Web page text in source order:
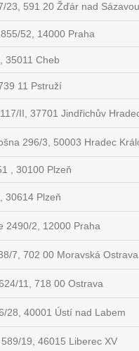
23, 591 20 Žďár nad Sázavou
52, 14000 Praha
35011 Cheb
11 Pstruží
II, 37701 Jindřichův
296/3, 50003 Hradec
, 30100 Plzeň
30614 Plzeň
2490/2, 12000 Praha
7, 702 00 Moravská Ostrava
11, 718 00 Ostrava
28, 40001 Ústí nad Labem
19, 46015 Liberec XV